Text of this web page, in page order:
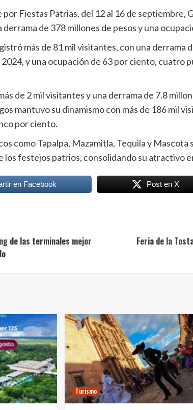
Fiestas Patrias, del 12 al 16 de septiembre,
de 378 millones de pesos y una
más de 81 mil visitantes, con una derrama
y una ocupación de 63 por ciento, cuatro
de 2 mil visitantes y una derrama de 7.8
mantuvo su dinamismo con más de 186 mil
por ciento.
como Tapalpa, Mazamitla, Tequila y
los festejos patrios, consolidando su atractivo
en Facebook Post en X
de las terminales mejor
Feria de la
Turismo